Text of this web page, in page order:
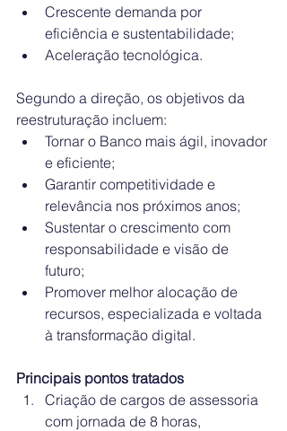
Crescente demanda por
eficiência e sustentabilidade;
Aceleração tecnológica.
Segundo a direção, os objetivos da
reestruturação incluem:
Tornar o Banco mais ágil, inovador
e eficiente;
Garantir competitividade e
relevância nos próximos anos;
Sustentar o crescimento com
responsabilidade e visão de
futuro;
Promover melhor alocação de
recursos, especializada e voltada
à transformação digital.
Principais pontos tratados
Criação de cargos de assessoria
com jornada de 8 horas,